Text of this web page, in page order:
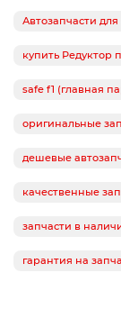
Автозапчасти для
купить Редуктор
safe f1 (главная
оригинальные
дешевые
качественные
запчасти в
гарантия на